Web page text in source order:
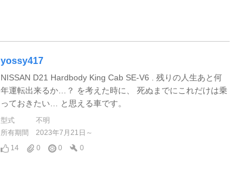
yossy417
NISSAN D21 Hardbody King Cab SE-V6 . 残りの人生あと何
年運転出来るか…？ を考えた時に、 死ぬまでにこれだけは乗
っておきたい… と思える車です。
型式
不明
所有期間
2023年7月21日～
14
0 0 0